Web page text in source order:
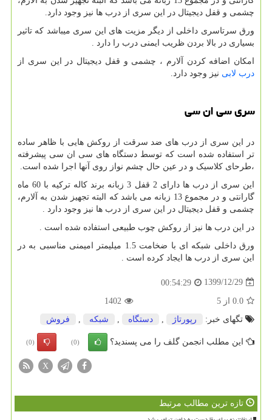
چشمی و قفل دیجیتال در این سری از درب ها نیز وجود دارد.
ورق سرتاسری داخلی از دیگر مزیت های این سری میباشد که تاثیر
بسیاری در بالا بردن ظریب ایمنی درب را دارد .
امکان اضافه کردن آلارم ، چشمی و قفل دیجیتال در این سری از
درب لابی نیز وجود دارد.
سری سی ان سی
در این سری از درب های ضد سرقت از روکش هایی با ظاهر ساده
تر استفاده شده است که توسط دستگاه های سی ان سی پیشرفته
،طرحای کلاسیک و در عین حال چشم نواز روی آنها اجرا شده است.
این سری از درب ها دارای 2 قفل 3 زبانه برند کاله ترکیه با 60 ماه
گارانتی و در مجموع 13 زبانه می باشد که البته تجهیز شدن به آلارم،
چشمی و قفل دیجیتال در این سری از درب ها نیز وجود دارد .
در این درب ها نیز از روکش چوب طبیعی استفاده شده است .
ورق داخلی شبکه ای با ضخامت 1.5 میلیمتر امیمنی مناسبی به در
این سری از درب ها ایجاد کرده است .
1399/12/29
00:54:29
0.0 از 5
1402
تگهای خبر:
رپورتاژ دستگاه شبكه فروش
این مطلب انجمن گلف را می پسندید؟ (0)
(0)
X
تازه ترین مطالب مرتبط